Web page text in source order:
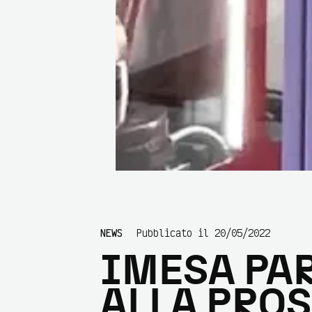
NEWS Pubblicato il 20/05/2022
IMESA